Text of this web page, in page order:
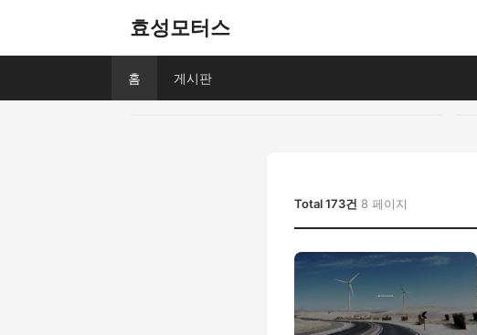
효성모터스
홈 게시판
Total 173건 8 페이지